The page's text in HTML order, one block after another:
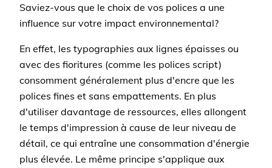
Saviez-vous que le choix de vos polices a une
influence sur votre impact environnemental?
En effet, les typographies aux lignes épaisses ou
avec des fioritures (comme les polices script)
consomment généralement plus d'encre que les
polices fines et sans empattements. En plus
d'utiliser davantage de ressources, elles allongent
le temps d'impression à cause de leur niveau de
détail, ce qui entraîne une consommation d'énergie
plus élevée. Le même principe s'applique aux